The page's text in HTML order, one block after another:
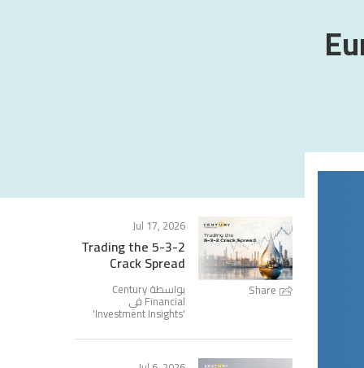
Share
Jul 17, 2026
Trading the 5-3-2
Crack Spread
بواسطة Century
Financial في
'
Investment Insights
'